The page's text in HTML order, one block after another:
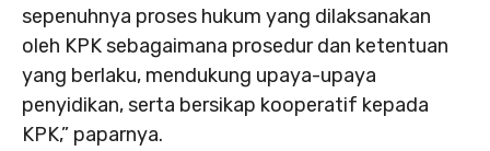
sepenuhnya proses hukum yang dilaksanakan
oleh KPK sebagaimana prosedur dan ketentuan
yang berlaku, mendukung upaya-upaya
penyidikan, serta bersikap kooperatif kepada
KPK,” paparnya.